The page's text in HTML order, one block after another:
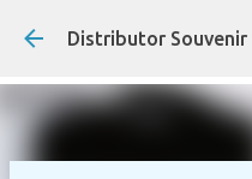
Skip to